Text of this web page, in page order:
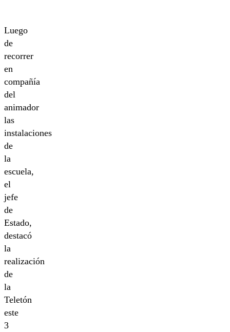
Luego
de
recorrer
en
compañía
del
animador
las
instalaciones
de
la
escuela,
el
jefe
de
Estado,
destacó
la
realización
de
la
Teletón
este
3